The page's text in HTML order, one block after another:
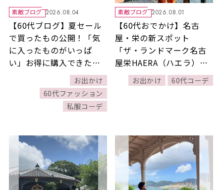
素敵ブログ 2026.08.04
【60代ブログ】夏セール
で買ったもの公開！「気
に入ったものがいっぱ
い」お得に購入できた素
敵ブロガー礒部良子さん
お出かけ
60代ファッション
私服コーデ
素敵ブログ 2026.08.01
【60代おでかけ】名古
屋・栄の新スポット
「ザ・ランドマーク名古
屋栄HAERA（ハエラ）」
へ！絶景テラスや話題の
ショップを満喫
お出かけ 60代コーデ